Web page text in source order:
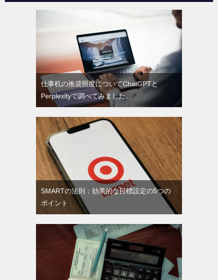
仕事机の推奨照度についてChatGPTと
Perplexityで調べてみました。
SMARTの法則：効果的な目標設定の5つの
ポイント